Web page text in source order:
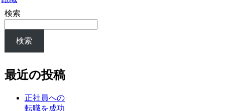
検索
検索
最近の投稿
正社員への
転職を成功